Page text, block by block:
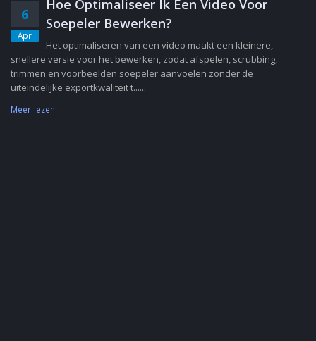
6
Apr
Hoe Optimaliseer Ik Een Video Voor
Soepeler Bewerken?
Het optimaliseren van een video maakt een kleinere,
snellere versie voor het bewerken, zodat afspelen, scrubbing,
trimmen en voorbeelden soepeler aanvoelen zonder de
uiteindelijke exportkwaliteit t......
Meer lezen